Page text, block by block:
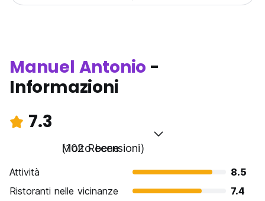
Manuel Antonio -
Informazioni
7.3
Molto bene
(102 Recensioni)
Attività
8.5
Ristoranti nelle vicinanze
7.4